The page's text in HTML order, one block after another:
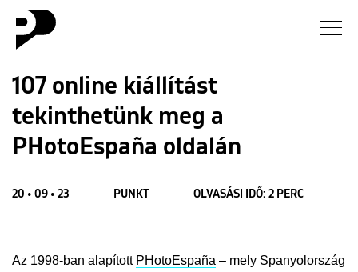
Hírek
Galéria
107 online kiállítást
tekinthetünk meg a
PHotoEspaña oldalán
20 • 09 • 23 PUNKT OLVASÁSI IDŐ: 2 PERC
Az 1998-ban alapított PHotoEspaña – mely Spanyolország